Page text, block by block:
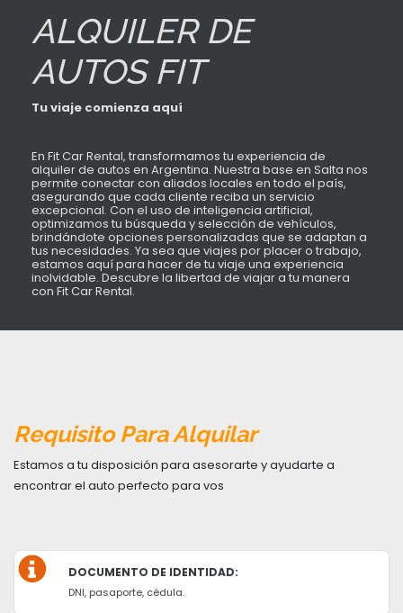
ALQUILER DE
AUTOS FIT
Tu viaje comienza aquí
En Fit Car Rental, transformamos tu experiencia de
alquiler de autos en Argentina. Nuestra base en Salta nos
permite conectar con aliados locales en todo el país,
asegurando que cada cliente reciba un servicio
excepcional. Con el uso de inteligencia artificial,
optimizamos tu búsqueda y selección de vehículos,
brindándote opciones personalizadas que se adaptan a
tus necesidades. Ya sea que viajes por placer o trabajo,
estamos aquí para hacer de tu viaje una experiencia
inolvidable. Descubre la libertad de viajar a tu manera
con Fit Car Rental.
Requisito Para Alquilar
Estamos a tu disposición para asesorarte y ayudarte a
encontrar el auto perfecto para vos
DOCUMENTO DE IDENTIDAD:
DNI, pasaporte, cèdula.